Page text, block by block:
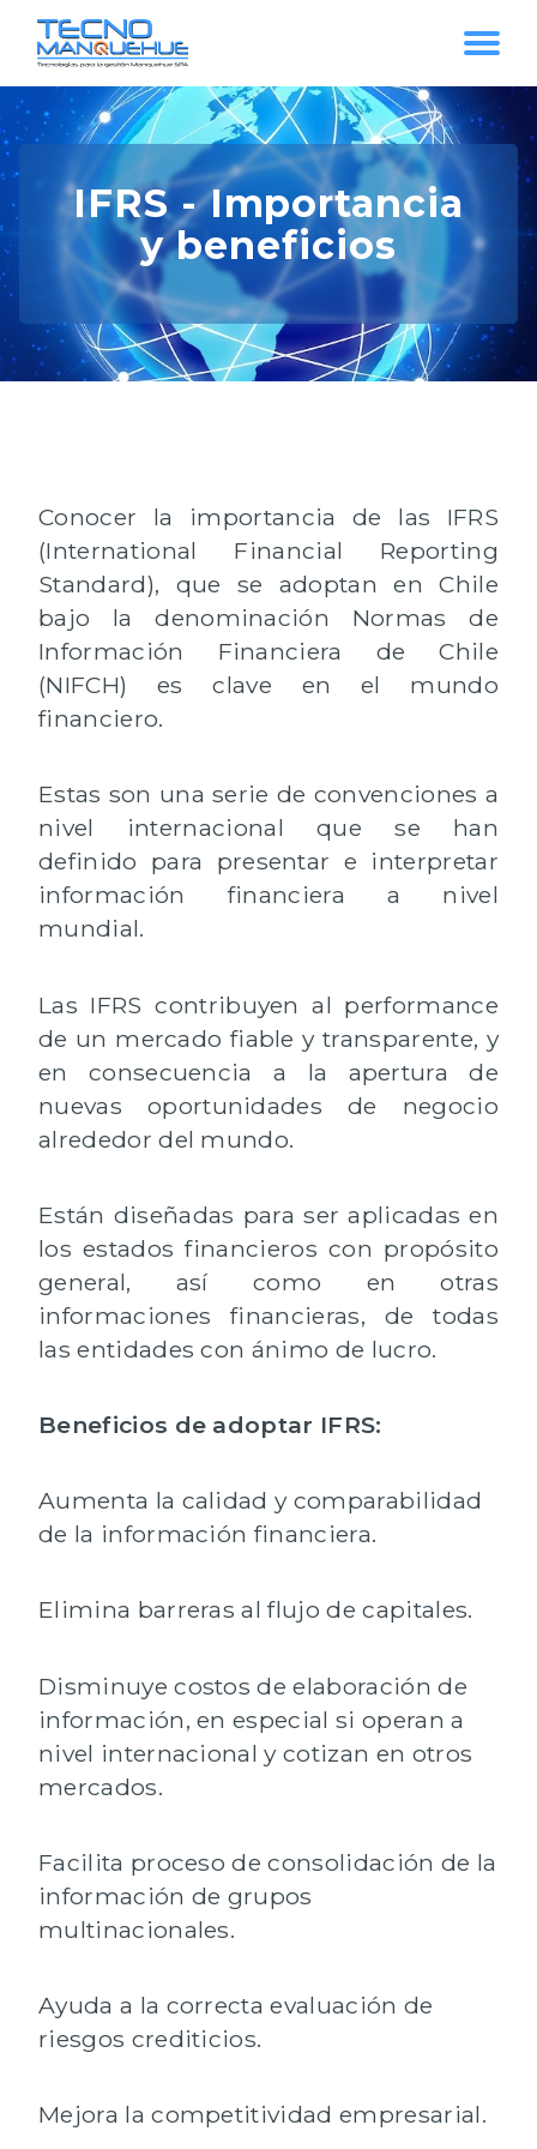
IFRS - Importancia
y beneficios
Conocer la importancia de las IFRS
(International Financial Reporting
Standard), que se adoptan en Chile
bajo la denominación Normas de
Información Financiera de Chile
(NIFCH) es clave en el mundo
financiero.
Estas son una serie de convenciones a
nivel internacional que se han
definido para presentar e interpretar
información financiera a nivel
mundial.
Las IFRS contribuyen al performance
de un mercado fiable y transparente, y
en consecuencia a la apertura de
nuevas oportunidades de negocio
alrededor del mundo.
Están diseñadas para ser aplicadas en
los estados financieros con propósito
general, así como en otras
informaciones financieras, de todas
las entidades con ánimo de lucro.
Beneficios de adoptar IFRS:
Aumenta la calidad y comparabilidad
de la información financiera.
Elimina barreras al flujo de capitales.
Disminuye costos de elaboración de
información, en especial si operan a
nivel internacional y cotizan en otros
mercados.
Facilita proceso de consolidación de la
información de grupos
multinacionales.
Ayuda a la correcta evaluación de
riesgos crediticios.
Mejora la competitividad empresarial.